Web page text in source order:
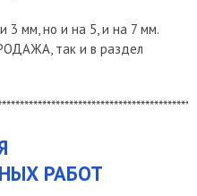
3 мм, но и на 5, и на 7 мм.
так и в раздел
РАБОТ